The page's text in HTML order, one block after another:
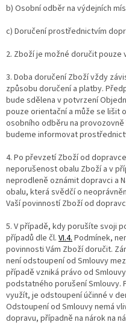
b) Osobní odběr na výdejních
c) Doručení prostřednictvím
2. Zboží je možné doručit pouze
3. Doba doručení Zboží vždy
způsobu doručení a platby.
bude sdělena v potvrzení
pouze orientační a může se lišit
osobního odběru na
budeme informovat
4. Po převzetí Zboží od
neporušenost obalu Zboží a v
neprodleně oznámit dopravci a
obalu, která svědčí o
Vaší povinností Zboží od
5. V případě, kdy porušíte svoji
případů dle čl. VI.4. Podmínek,
povinnosti Vám Zboží doručit.
není odstoupení od Smlouvy
případě vzniká právo od
podstatného porušení Smlouvy.
využít, je odstoupení účinné v
Odstoupení od Smlouvy nemá
dopravu, případně na nárok na